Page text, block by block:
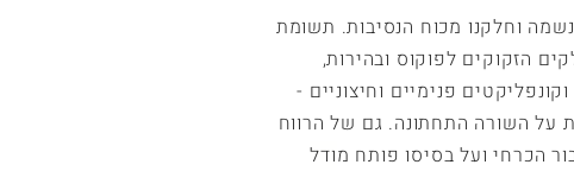
וחלקנו מכוח הנסיבות. תשומת
הזקוקים לפוקוס ובהירות,
פנימיים וחיצוניים -
על השורה התחתונה. גם של הרווח
הכרחי ועל בסיסו פותח מודל